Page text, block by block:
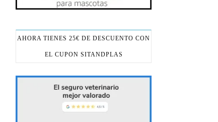
AHORA TIENES 25€ DE DESCUENTO CON
EL CUPON SITANDPLAS